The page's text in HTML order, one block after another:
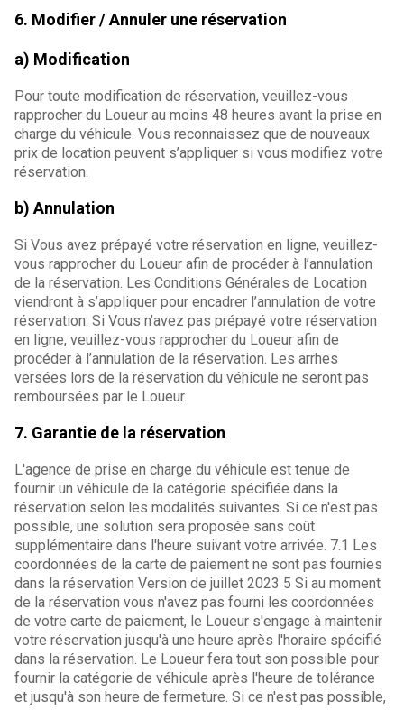
6. Modifier / Annuler une réservation
a) Modification
Pour toute modification de réservation, veuillez-vous
rapprocher du Loueur au moins 48 heures avant la prise en
charge du véhicule. Vous reconnaissez que de nouveaux
prix de location peuvent s’appliquer si vous modifiez votre
réservation.
b) Annulation
Si Vous avez prépayé votre réservation en ligne, veuillez-
vous rapprocher du Loueur afin de procéder à l’annulation
de la réservation. Les Conditions Générales de Location
viendront à s’appliquer pour encadrer l’annulation de votre
réservation. Si Vous n’avez pas prépayé votre réservation
en ligne, veuillez-vous rapprocher du Loueur afin de
procéder à l’annulation de la réservation. Les arrhes
versées lors de la réservation du véhicule ne seront pas
remboursées par le Loueur.
7. Garantie de la réservation
L'agence de prise en charge du véhicule est tenue de
fournir un véhicule de la catégorie spécifiée dans la
réservation selon les modalités suivantes. Si ce n'est pas
possible, une solution sera proposée sans coût
supplémentaire dans l'heure suivant votre arrivée. 7.1 Les
coordonnées de la carte de paiement ne sont pas fournies
dans la réservation Version de juillet 2023 5 Si au moment
de la réservation vous n'avez pas fourni les coordonnées
de votre carte de paiement, le Loueur s'engage à maintenir
votre réservation jusqu'à une heure après l'horaire spécifié
dans la réservation. Le Loueur fera tout son possible pour
fournir la catégorie de véhicule après l'heure de tolérance
et jusqu'à son heure de fermeture. Si ce n'est pas possible,